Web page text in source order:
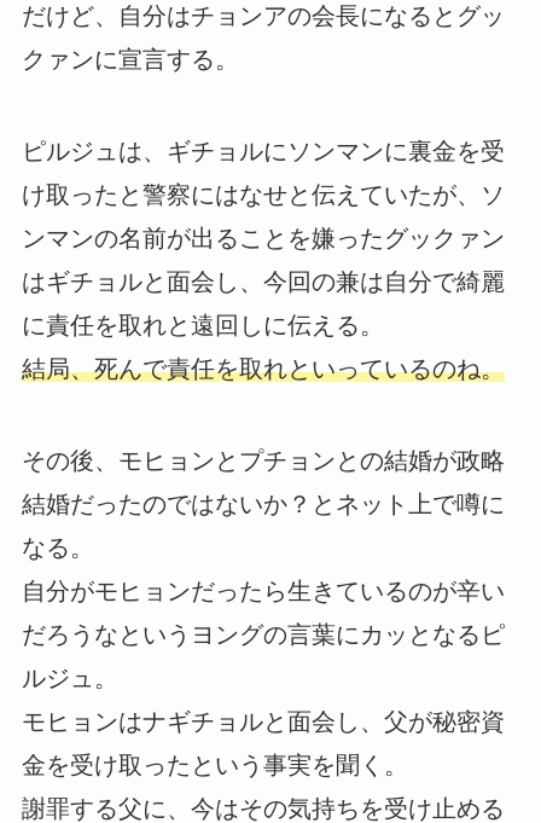
だけど、自分はチョンアの会長になるとグッ
クァンに宣言する。
ピルジュは、ギチョルにソンマンに裏金を受
け取ったと警察にはなせと伝えていたが、ソ
ンマンの名前が出ることを嫌ったグックァン
はギチョルと面会し、今回の兼は自分で綺麗
に責任を取れと遠回しに伝える。
結局、死んで責任を取れといっているのね。
その後、モヒョンとプチョンとの結婚が政略
結婚だったのではないか？とネット上で噂に
なる。
自分がモヒョンだったら生きているのが辛い
だろうなというヨングの言葉にカッとなるピ
ルジュ。
モヒョンはナギチョルと面会し、父が秘密資
金を受け取ったという事実を聞く。
謝罪する父に、今はその気持ちを受け止める